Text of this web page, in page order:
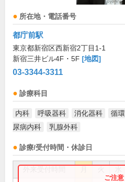
所在地・電話番号
都庁前駅
東京都新宿区西新宿2丁目1-1
新宿三井ビル4F・5F [地図]
03-3344-3311
診療科目
内科 呼吸器科 消化器科 循
尿病内科
乳腺外科
診療/受付時間・休診日